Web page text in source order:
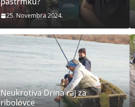
25. Novembra 2024.
Neukrotiva Drina raj za
ribolovce